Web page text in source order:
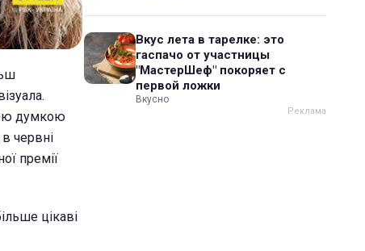
думкою
червні
премії
цікаві
Вкус лета в тарелке: это
гаспачо от участницы
"МастерШеф" покоряет с
первой ложки
Вкусно